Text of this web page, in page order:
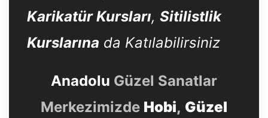
Karikatür Kursları, Sitilistlik
Kurslarına da Katılabilirsiniz
Anadolu Güzel Sanatlar
Merkezimizde Hobi, Güzel